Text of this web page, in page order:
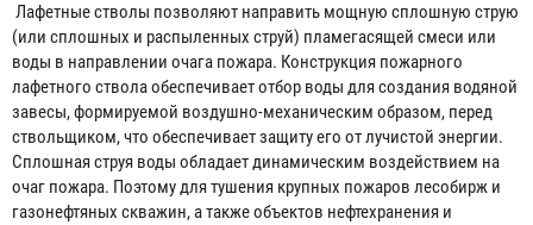
Лафетные стволы позволяют направить мощную сплошную струю
(или сплошных и распыленных струй) пламегасящей смеси или
воды в направлении очага пожара. Конструкция пожарного
лафетного ствола обеспечивает отбор воды для создания водяной
завесы, формируемой воздушно-механическим образом, перед
ствольщиком, что обеспечивает защиту его от лучистой энергии.
Сплошная струя воды обладает динамическим воздействием на
очаг пожара. Поэтому для тушения крупных пожаров лесобирж и
газонефтяных скважин, а также объектов нефтехранения и